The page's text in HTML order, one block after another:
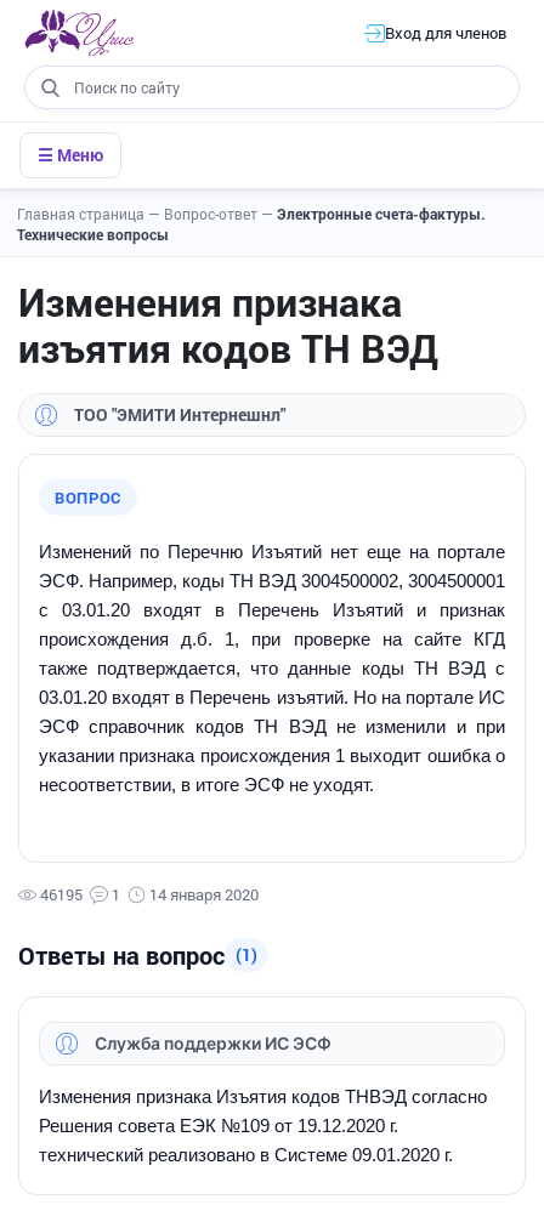
Вход для членов
☰ Меню
Главная страница — Вопрос-ответ — Электронные счета-фактуры.
Технические вопросы
Изменения признака
изъятия кодов ТН ВЭД
ТОО "ЭМИТИ Интернешнл"
ВОПРОС
Изменений по Перечню Изъятий нет еще на портале
ЭСФ. Например, коды ТН ВЭД 3004500002, 3004500001
с 03.01.20 входят в Перечень Изъятий и признак
происхождения д.б. 1, при проверке на сайте КГД
также подтверждается, что данные коды ТН ВЭД с
03.01.20 входят в Перечень изъятий. Но на портале ИС
ЭСФ справочник кодов ТН ВЭД не изменили и при
указании признака происхождения 1 выходит ошибка о
несоответствии, в итоге ЭСФ не уходят.
46195 1 14 января 2020
Ответы на вопрос (1)
Служба поддержки ИС ЭСФ
Изменения признака Изъятия кодов ТНВЭД согласно
Решения совета ЕЭК №109 от 19.12.2020 г.
технический реализовано в Системе 09.01.2020 г.